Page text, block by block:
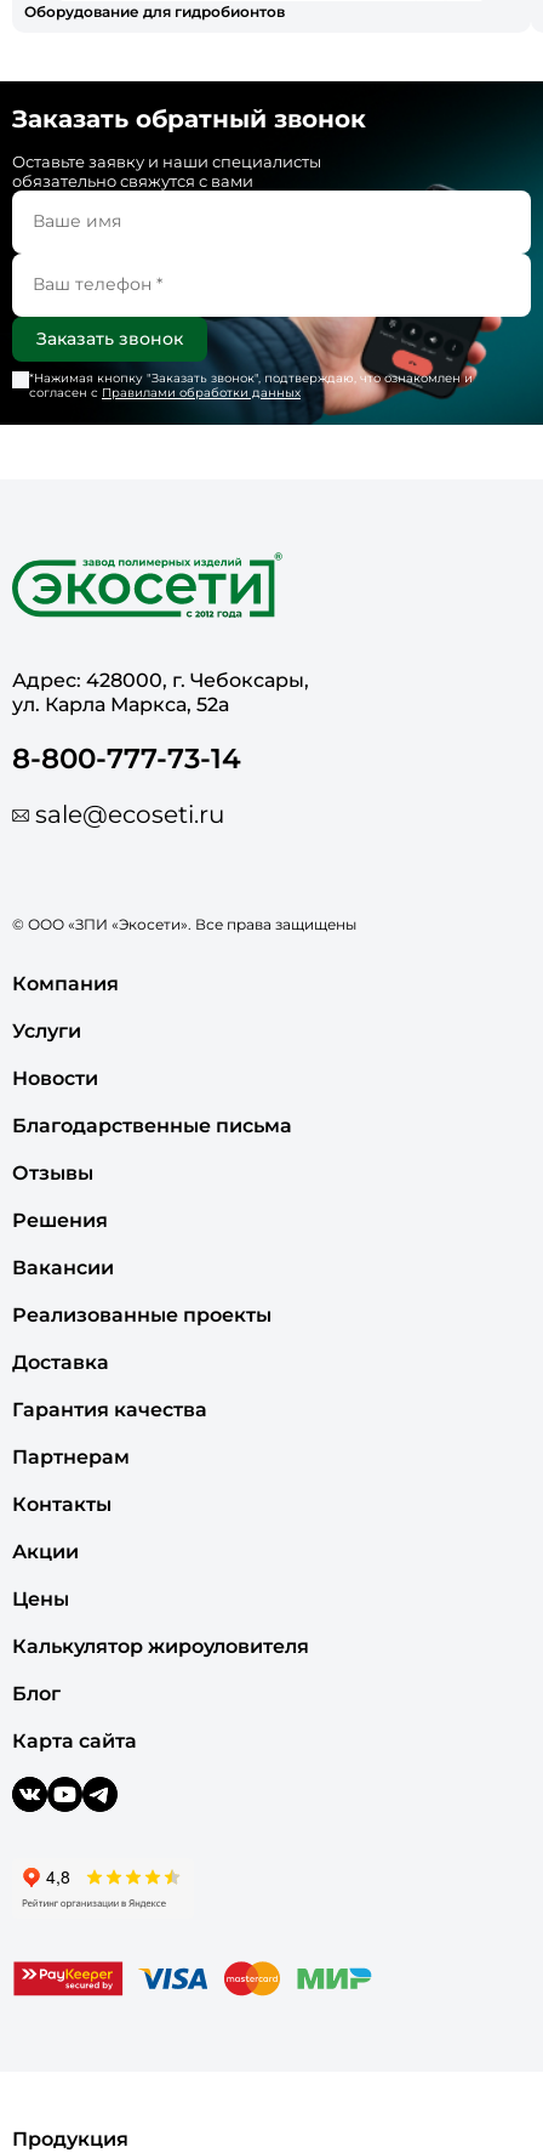
Оборудование для гидробионтов
Заказать обратный звонок
Оставьте заявку и наши специалисты
обязательно свяжутся с вами
*Нажимая кнопку "Заказать звонок", подтверждаю, что ознакомлен и
согласен с Правилами обработки данных
Адрес: 428000, г. Чебоксары,
ул. Карла Маркса, 52а
8-800-777-73-14
sale@ecoseti.ru
© ООО «ЗПИ «Экосети». Все права защищены
Компания
Услуги
Новости
Благодарственные письма
Отзывы
Решения
Вакансии
Реализованные проекты
Доставка
Гарантия качества
Партнерам
Контакты
Акции
Цены
Калькулятор жироуловителя
Блог
Карта сайта
Продукция